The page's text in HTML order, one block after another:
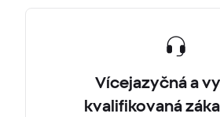
Vícejazyčná a
kvalifikovaná